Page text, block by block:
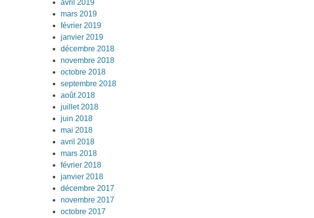
avril 2019
mars 2019
février 2019
janvier 2019
décembre 2018
novembre 2018
octobre 2018
septembre 2018
août 2018
juillet 2018
juin 2018
mai 2018
avril 2018
mars 2018
février 2018
janvier 2018
décembre 2017
novembre 2017
octobre 2017